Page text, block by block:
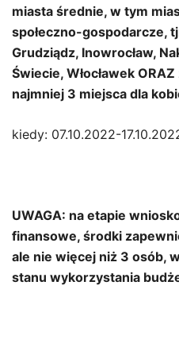
miasta średnie, w tym
społeczno-gospodarcze,
Grudziądz, Inowrocław,
Świecie, Włocławek
najmniej 3 miejsca dla
kiedy: 07.10.2022-
UWAGA: na etapie
finansowe, środki
ale nie więcej niż 3 osób,
stanu wykorzystania